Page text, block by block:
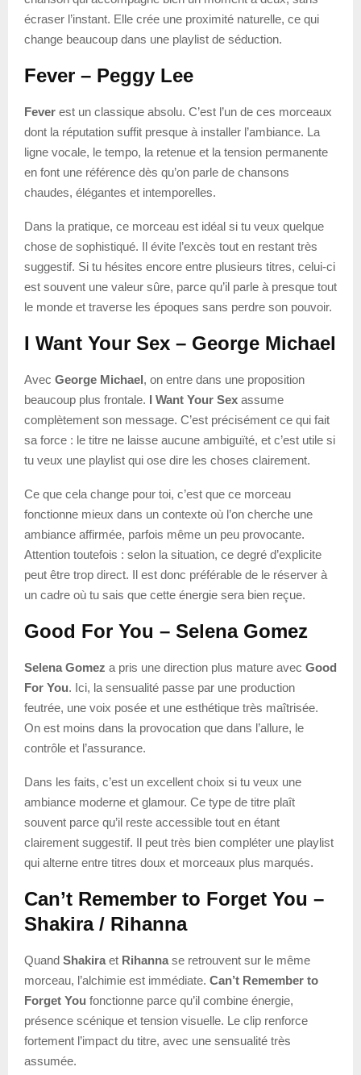
écraser l’instant. Elle crée une proximité naturelle, ce qui
change beaucoup dans une playlist de séduction.
Fever – Peggy Lee
Fever est un classique absolu. C’est l’un de ces morceaux
dont la réputation suffit presque à installer l’ambiance. La
ligne vocale, le tempo, la retenue et la tension permanente
en font une référence dès qu’on parle de chansons
chaudes, élégantes et intemporelles.
Dans la pratique, ce morceau est idéal si tu veux quelque
chose de sophistiqué. Il évite l’excès tout en restant très
suggestif. Si tu hésites encore entre plusieurs titres, celui-ci
est souvent une valeur sûre, parce qu’il parle à presque tout
le monde et traverse les époques sans perdre son pouvoir.
I Want Your Sex – George Michael
Avec George Michael, on entre dans une proposition
beaucoup plus frontale. I Want Your Sex assume
complètement son message. C’est précisément ce qui fait
sa force : le titre ne laisse aucune ambiguïté, et c’est utile si
tu veux une playlist qui ose dire les choses clairement.
Ce que cela change pour toi, c’est que ce morceau
fonctionne mieux dans un contexte où l’on cherche une
ambiance affirmée, parfois même un peu provocante.
Attention toutefois : selon la situation, ce degré d’explicite
peut être trop direct. Il est donc préférable de le réserver à
un cadre où tu sais que cette énergie sera bien reçue.
Good For You – Selena Gomez
Selena Gomez a pris une direction plus mature avec Good
For You. Ici, la sensualité passe par une production
feutrée, une voix posée et une esthétique très maîtrisée.
On est moins dans la provocation que dans l’allure, le
contrôle et l’assurance.
Dans les faits, c’est un excellent choix si tu veux une
ambiance moderne et glamour. Ce type de titre plaît
souvent parce qu’il reste accessible tout en étant
clairement suggestif. Il peut très bien compléter une playlist
qui alterne entre titres doux et morceaux plus marqués.
Can’t Remember to Forget You –
Shakira / Rihanna
Quand Shakira et Rihanna se retrouvent sur le même
morceau, l’alchimie est immédiate. Can’t Remember to
Forget You fonctionne parce qu’il combine énergie,
présence scénique et tension visuelle. Le clip renforce
fortement l’impact du titre, avec une sensualité très
assumée.